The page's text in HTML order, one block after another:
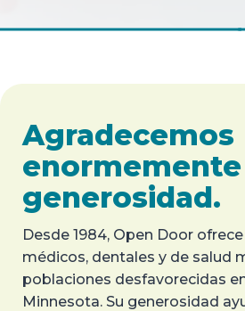
Agradecemos
generosidad.
Desde 1984, Open Door
médicos, dentales y de salud
poblaciones desfavorecidas
Minnesota. Su generosidad